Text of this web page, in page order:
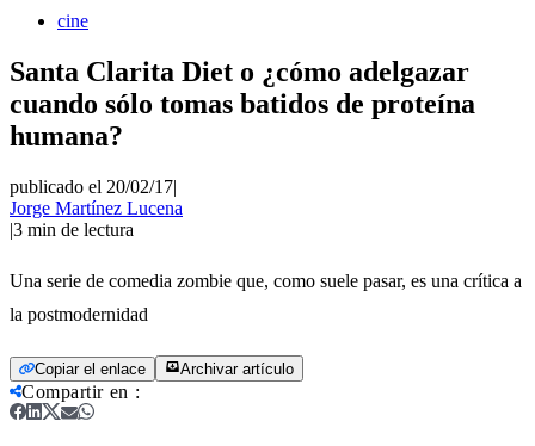
cine
Santa Clarita Diet o ¿cómo adelgazar
cuando sólo tomas batidos de proteína
humana?
publicado el 20/02/17|
Jorge Martínez Lucena
|3 min de lectura
Una serie de comedia zombie que, como suele pasar, es una crítica a
la postmodernidad
Copiar el enlace Archivar artículo
Compartir en :